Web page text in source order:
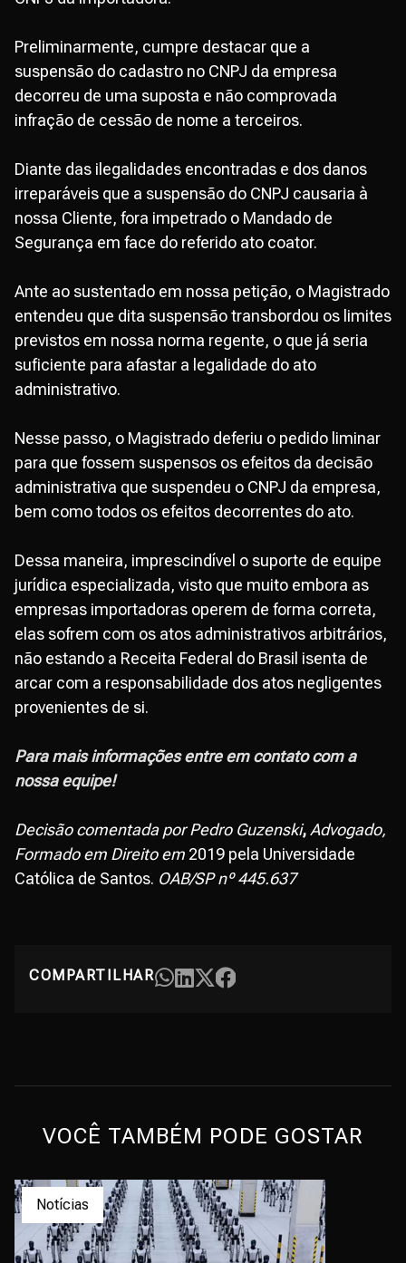
Preliminarmente, cumpre destacar que a
suspensão do cadastro no CNPJ da empresa
decorreu de uma suposta e não comprovada
infração de cessão de nome a terceiros.
Diante das ilegalidades encontradas e dos danos
irreparáveis que a suspensão do CNPJ causaria à
nossa Cliente, fora impetrado o Mandado de
Segurança em face do referido ato coator.
Ante ao sustentado em nossa petição, o Magistrado
entendeu que dita suspensão transbordou os limites
previstos em nossa norma regente, o que já seria
suficiente para afastar a legalidade do ato
administrativo.
Nesse passo, o Magistrado deferiu o pedido liminar
para que fossem suspensos os efeitos da decisão
administrativa que suspendeu o CNPJ da empresa,
bem como todos os efeitos decorrentes do ato.
Dessa maneira, imprescindível o suporte de equipe
jurídica especializada, visto que muito embora as
empresas importadoras operem de forma correta,
elas sofrem com os atos administrativos arbitrários,
não estando a Receita Federal do Brasil isenta de
arcar com a responsabilidade dos atos negligentes
provenientes de si.
Para mais informações entre em contato com a
nossa equipe!
Decisão comentada por Pedro Guzenski,Advogado,
Formado em Direito em 2019 pela Universidade
Católica de Santos. OAB/SP nº 445.637
COMPARTILHAR
VOCÊ TAMBÉM PODE GOSTAR
Notícias